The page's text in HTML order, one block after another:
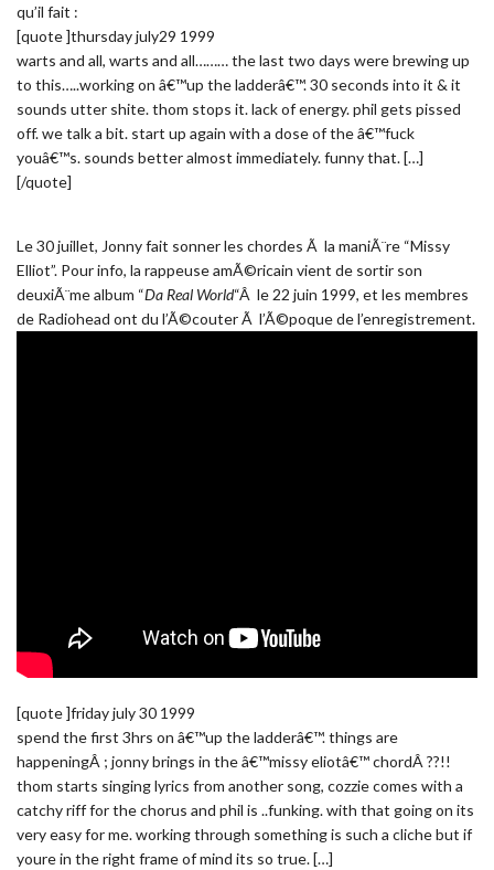
qu’il fait :
[quote ]thursday july29 1999
warts and all, warts and all……… the last two days were brewing up
to this…..working on â€™up the ladderâ€™. 30 seconds into it & it
sounds utter shite. thom stops it. lack of energy. phil gets pissed
off. we talk a bit. start up again with a dose of the â€™fuck
youâ€™s. sounds better almost immediately. funny that. […]
[/quote]
Le 30 juillet, Jonny fait sonner les chordes Ã la maniÃ¨re “Missy
Elliot”. Pour info, la rappeuse amÃ©ricain vient de sortir son
deuxiÃ¨me album “Da Real World“Â le 22 juin 1999, et les membres
de Radiohead ont du l’Ã©couter Ã l’Ã©poque de l’enregistrement.
[quote ]friday july 30 1999
spend the first 3hrs on â€™up the ladderâ€™. things are
happeningÂ ; jonny brings in the â€™missy eliotâ€™ chordÂ ??!!
thom starts singing lyrics from another song, cozzie comes with a
catchy riff for the chorus and phil is ..funking. with that going on its
very easy for me. working through something is such a cliche but if
youre in the right frame of mind its so true. […]